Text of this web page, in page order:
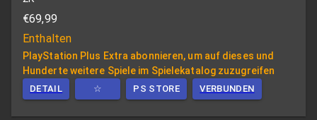
€69,99
Enthalten
PlayStation Plus Extra abonnieren, um auf dieses und
Hunderte weitere Spiele im Spielekatalog zuzugreifen
DETAIL ☆ PS STORE VERBUNDEN